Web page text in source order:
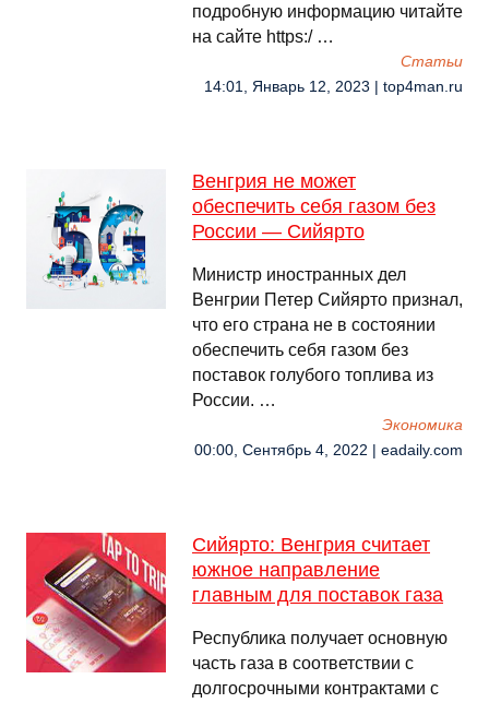
подробную информацию читайте
на сайте https:/ …
Cтатьи
14:01, Январь 12, 2023 | top4man.ru
Венгрия не может
обеспечить себя газом без
России — Сийярто
Министр иностранных дел
Венгрии Петер Сийярто признал,
что его страна не в состоянии
обеспечить себя газом без
поставок голубого топлива из
России. …
Экономика
00:00, Сентябрь 4, 2022 | eadaily.com
Сийярто: Венгрия считает
южное направление
главным для поставок газа
Республика получает основную
часть газа в соответствии с
долгосрочными контрактами с